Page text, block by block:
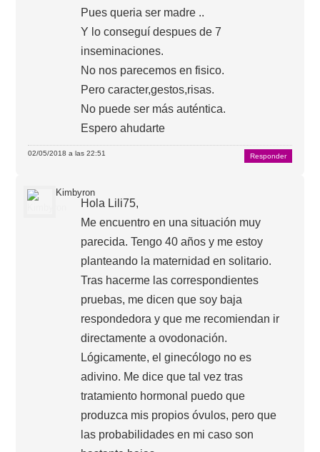
Pues queria ser madre ..
Y lo conseguí despues de 7
inseminaciones.
No nos parecemos en fisico.
Pero caracter,gestos,risas.
No puede ser más auténtica.
Espero ahudarte
02/05/2018 a las 22:51 Responder
Kimbyron
Hola Lili75,
Me encuentro en una situación muy
parecida. Tengo 40 años y me estoy
planteando la maternidad en solitario.
Tras hacerme las correspondientes
pruebas, me dicen que soy baja
respondedora y que me recomiendan ir
directamente a ovodonación.
Lógicamente, el ginecólogo no es
adivino. Me dice que tal vez tras
tratamiento hormonal puedo que
produzca mis propios óvulos, pero que
las probabilidades en mi caso son